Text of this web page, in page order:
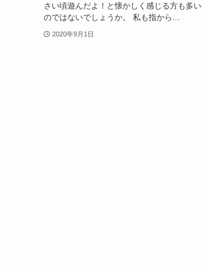
さい頃遊んだよ！と懐かしく感じる方も多い
のではないでしょうか。 私も指から...
2020年9月1日